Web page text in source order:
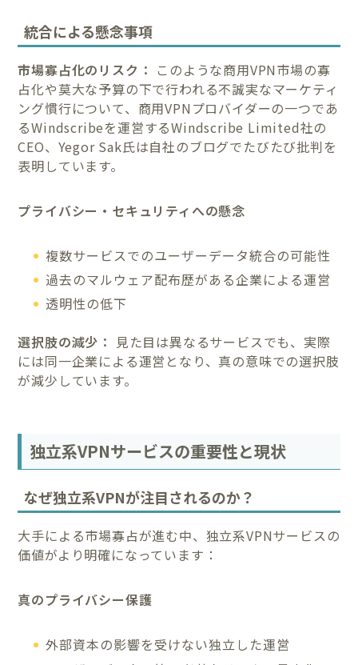
統合による懸念事項
市場寡占化のリスク： このような商用VPN市場の寡
占化や莫大な予算の下で行われる不誠実なマーケティ
ング慣行について、商用VPNプロバイダーの一つであ
るWindscribeを運営するWindscribe Limited社の
CEO、Yegor Sak氏は自社のブログでたびたび批判を
表明しています。
プライバシー・セキュリティへの懸念
複数サービスでのユーザーデータ統合の可能性
過去のマルウェア配布歴がある企業による運営
透明性の低下
選択肢の減少： 見た目は異なるサービスでも、実際
には同一企業による運営となり、真の意味での選択肢
が減少しています。
独立系VPNサービスの重要性と現状
なぜ独立系VPNが注目されるのか？
大手による市場寡占が進む中、独立系VPNサービスの
価値がより明確になっています：
真のプライバシー保護
外部資本の影響を受けない独立した運営